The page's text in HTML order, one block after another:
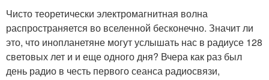
Чисто теоретически электромагнитная волна
распространяется во вселенной бесконечно. Значит ли
это, что инопланетяне могут услышать нас в радиусе 128
световых лет и и еще одного дня? Вчера как раз был
день радио в честь первого сеанса радиосвязи,